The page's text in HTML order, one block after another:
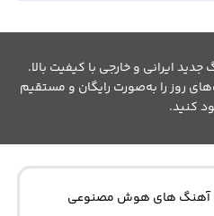
ایرانی و خارجی با کیفیت بالا.
روز را به‌صورت رایگان و مستقیم
کنید.
آهنگ های هوش مصنوعی